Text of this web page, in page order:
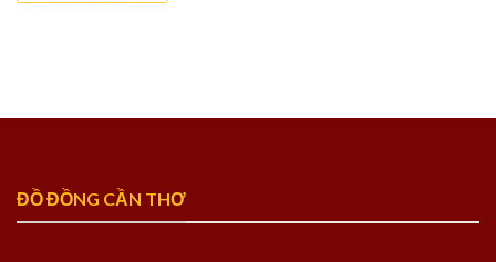
ĐỒ ĐỒNG CẦN THƠ